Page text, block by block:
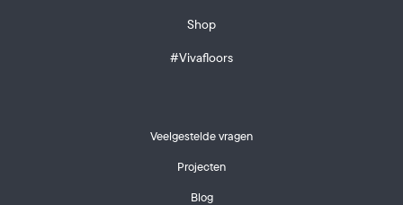
Shop
#Vivafloors
Veelgestelde vragen
Projecten
Blog